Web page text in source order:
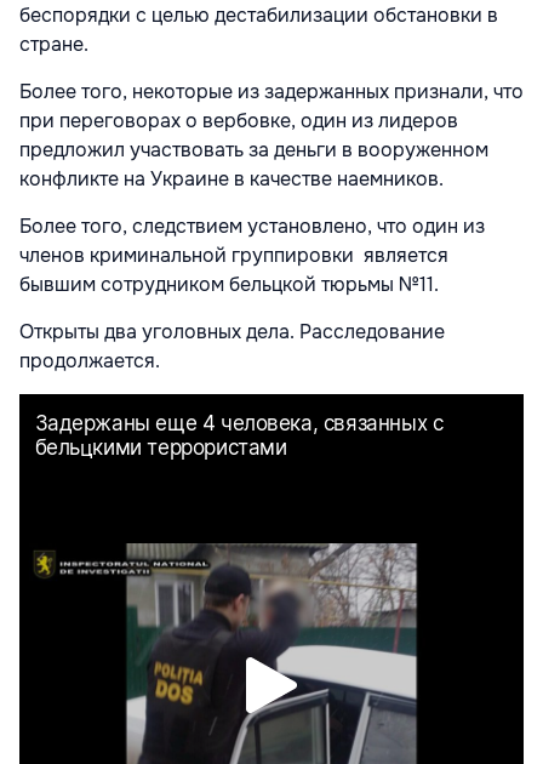
беспорядки с целью дестабилизации обстановки в
стране.
Более того, некоторые из задержанных признали, что
при переговорах о вербовке, один из лидеров
предложил участвовать за деньги в вооруженном
конфликте на Украине в качестве наемников.
Более того, следствием установлено, что один из
членов криминальной группировки является
бывшим сотрудником бельцкой тюрьмы №11.
Открыты два уголовных дела. Расследование
продолжается.